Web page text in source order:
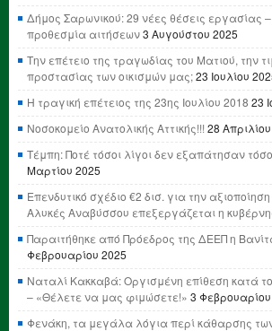
Δήμος Σαρωνικού: 29 νέες θέσεις εργασίας –
προθεσμία αιτήσεων3 Αυγούστου 2025
Την επέτειο της τραγωδίας του Ματιού, την
προστασίας των οικισμών μας;23 Ιουλίου
Η τραγική επέτειος της 23ης Ιουλίου 2018 23
Νοσοκομείο Ανατολικής Αττικής!!! 28
Τέμπη: Ποτέ τόσοι λίγοι δεν εξαπάτησαν
Μαρτίου 2025
Επενδυτικό σχέδιο €2 δισ. για την
Αλυκές Αναβύσσου επεξεργάζεται η
Παραιτήθηκε από Πρόεδρος της ΔΕΕΠ η
Φεβρουαρίου 2025
Ναταλί Κακκαβά: Οργισμένη επίθεση κατά
– «Θέλετε να μας φιμώσετε!» 3
Φενάκη, τα μεγάλα λόγια περί κάθαρσης